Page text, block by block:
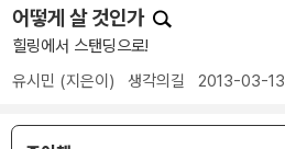
어떻게 살 것인가
힐링에서 스탠딩으로!
유시민 (지은이) 생각의길 2013-03-13